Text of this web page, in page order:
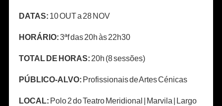
DATAS: 10 OUT a 28 NOV
HORÁRIO:3ªf das 20h às 22h30
TOTAL DE HORAS: 20h (8 sessões)
PÚBLICO-ALVO: Profissionais de Artes Cénicas
LOCAL: Polo 2 do Teatro Meridional | Marvila | Largo